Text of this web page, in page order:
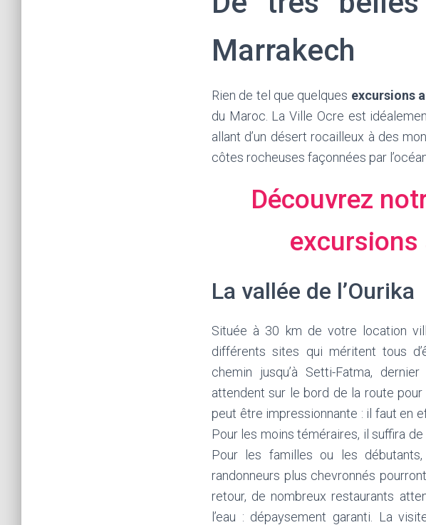
Marrakech
Rien de tel que quelques excursions
du Maroc. La Ville Ocre est
allant d’un désert rocailleux à des
côtes rocheuses façonnées par
Découvrez
excursions
La vallée de l’Ourika
Située à 30 km de votre location
différents sites qui méritent tous
chemin jusqu’à Setti-Fatma,
attendent sur le bord de la route
peut être impressionnante : il faut en
Pour les moins téméraires, il suffira
Pour les familles ou les débutants,
randonneurs plus chevronnés
retour, de nombreux restaurants
l’eau : dépaysement garanti. La